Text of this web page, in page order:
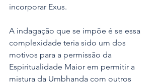
incorporar Exus.
A indagação que se impõe é se essa
complexidade teria sido um dos
motivos para a permissão da
Espiritualidade Maior em permitir a
mistura da Umbhanda com outros